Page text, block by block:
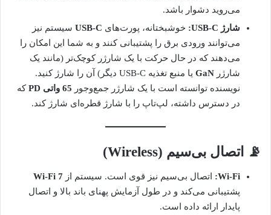
می‌روید دشوار باشد.
شارژ USB-C:
خوشبختانه، پورت‌های USB-C سیستم نیز
می‌توانند ورودی برق را پشتیبانی کنند و به شما این امکان را
می‌دهند که در حال حرکت با یک شارژر کوچک‌تر (مانند یک
شارژر GaN
یا منبع تغذیه USB-C دیگر) آن را شارژ کنید.
نویسنده توانسته است با یک شارژر جمع‌وجور 65 واتی PD
که
در دسترس داشته، لپ‌تاپ را با شارژ قطره‌ای شارژ کند.
📡 اتصال بی‌سیم (Wireless)
Wi-Fi: اتصال بی‌سیم نیز قوی است. سیستم از Wi-Fi 7
پشتیبانی می‌کند و در طول آزمایش پهنای باند بالا و اتصال
پایدار ارائه داده است.